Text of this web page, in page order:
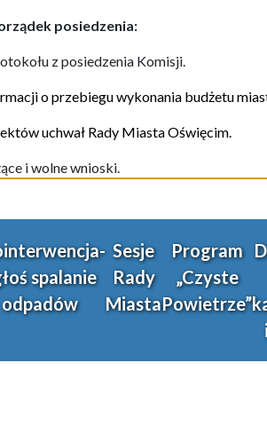
posiedzenia:
z posiedzenia Komisji.
o przebiegu wykonania budżetu
uchwał Rady Miasta Oświęcim.
i wolne wnioski.
spalanie
odpadów
Sesje
Rady
Miasta
Program
„Czyste
Powietrze”